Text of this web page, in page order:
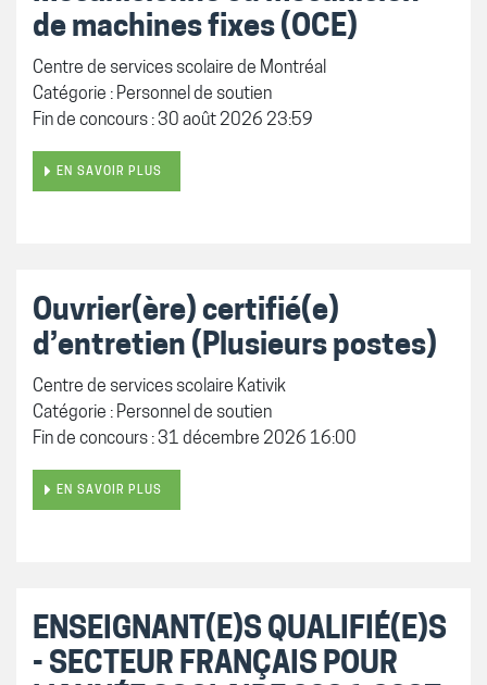
de machines fixes (OCE)
Centre de services scolaire de Montréal
Catégorie : Personnel de soutien
Fin de concours : 30 août 2026 23:59
EN SAVOIR PLUS
Ouvrier(ère) certifié(e)
d’entretien (Plusieurs postes)
Centre de services scolaire Kativik
Catégorie : Personnel de soutien
Fin de concours : 31 décembre 2026 16:00
EN SAVOIR PLUS
ENSEIGNANT(E)S QUALIFIÉ(E)S
- SECTEUR FRANÇAIS POUR